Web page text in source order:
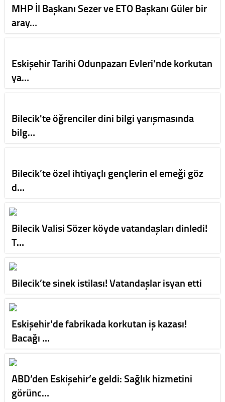
MHP İl Başkanı Sezer ve ETO Başkanı Güler bir
aray…
Eskişehir Tarihi Odunpazarı Evleri'nde korkutan
ya…
Bilecik'te öğrenciler dini bilgi yarışmasında
bilg…
Bilecik’te özel ihtiyaçlı gençlerin el emeği göz
d…
Bilecik Valisi Sözer köyde vatandaşları dinledi!
T…
Bilecik’te sinek istilası! Vatandaşlar isyan etti
Eskişehir'de fabrikada korkutan iş kazası!
Bacağı …
ABD’den Eskişehir’e geldi: Sağlık hizmetini
görünc…